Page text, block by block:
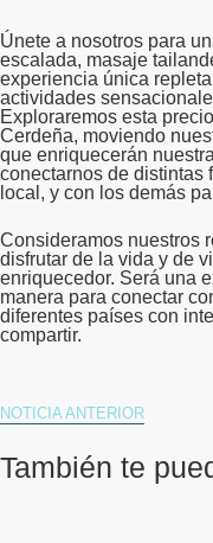
Únete a nosotros para
escalada, masaje
experiencia única
actividades
Exploraremos esta
Cerdeña, moviendo
que enriquecerán
conectarnos de distintas
local, y con los demás
Consideramos nuestros
disfrutar de la vida y de
enriquecedor. Será una
manera para conectar
diferentes países con
compartir.
NOTICIA ANTERIOR
También te